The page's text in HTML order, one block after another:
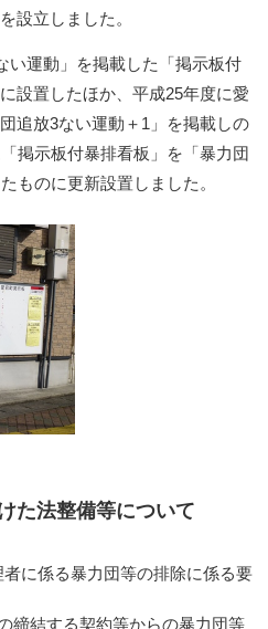
設立しました。
運動」を掲載した「掲示板付
設置したほか、平成25年度に愛
追放3ない運動＋1」を掲載しの
掲示板付暴排看板」を「暴力団
ものに更新設置しました。
た法整備等について
に係る暴力団等の排除に係る要
締結する契約等からの暴力団等